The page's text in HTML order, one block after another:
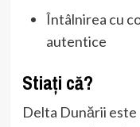
Întâlnirea cu
autentice
Stiați că?
Delta Dunării este